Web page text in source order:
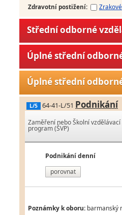
Zdravotní postižení: Zrakové
Střední odborné
Úplné střední
Úplné střední
L/5 64-41-L/51 Podnikání
Zaměření nebo Školní vzdělávací
program (ŠVP)
Podnikání denní
porovnat
Poznámky k oboru: barmanský